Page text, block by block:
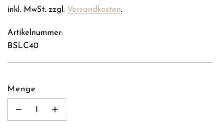
Preis
inkl. MwSt. zzgl. Versandkosten.
Artikelnummer:
BSLC40
Menge